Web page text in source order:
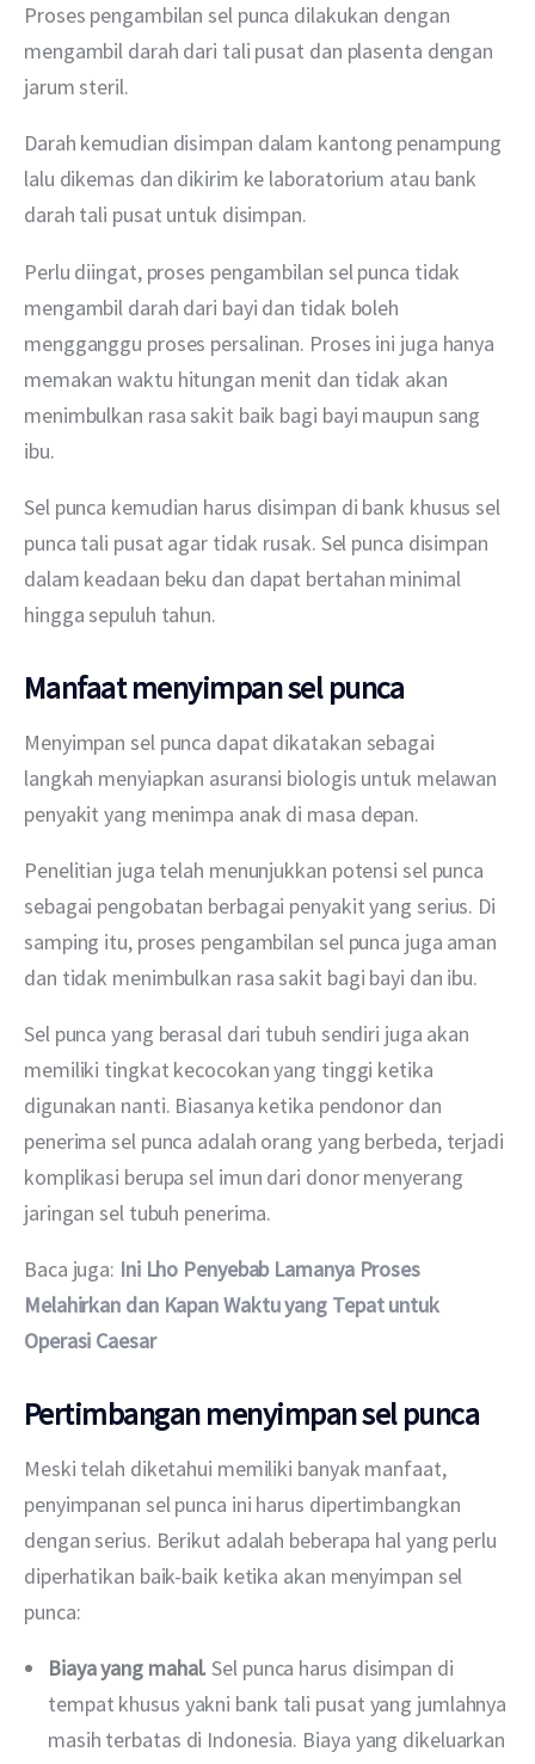
Proses pengambilan sel punca dilakukan dengan
mengambil darah dari tali pusat dan plasenta dengan
jarum steril.
Darah kemudian disimpan dalam kantong penampung
lalu dikemas dan dikirim ke laboratorium atau bank
darah tali pusat untuk disimpan.
Perlu diingat, proses pengambilan sel punca tidak
mengambil darah dari bayi dan tidak boleh
mengganggu proses persalinan. Proses ini juga hanya
memakan waktu hitungan menit dan tidak akan
menimbulkan rasa sakit baik bagi bayi maupun sang
ibu.
Sel punca kemudian harus disimpan di bank khusus sel
punca tali pusat agar tidak rusak. Sel punca disimpan
dalam keadaan beku dan dapat bertahan minimal
hingga sepuluh tahun.
Manfaat menyimpan sel punca
Menyimpan sel punca dapat dikatakan sebagai
langkah menyiapkan asuransi biologis untuk melawan
penyakit yang menimpa anak di masa depan.
Penelitian juga telah menunjukkan potensi sel punca
sebagai pengobatan berbagai penyakit yang serius. Di
samping itu, proses pengambilan sel punca juga aman
dan tidak menimbulkan rasa sakit bagi bayi dan ibu.
Sel punca yang berasal dari tubuh sendiri juga akan
memiliki tingkat kecocokan yang tinggi ketika
digunakan nanti. Biasanya ketika pendonor dan
penerima sel punca adalah orang yang berbeda, terjadi
komplikasi berupa sel imun dari donor menyerang
jaringan sel tubuh penerima.
Baca juga: Ini Lho Penyebab Lamanya Proses
Melahirkan dan Kapan Waktu yang Tepat untuk
Operasi Caesar
Pertimbangan menyimpan sel punca
Meski telah diketahui memiliki banyak manfaat,
penyimpanan sel punca ini harus dipertimbangkan
dengan serius. Berikut adalah beberapa hal yang perlu
diperhatikan baik-baik ketika akan menyimpan sel
punca:
Biaya yang mahal.Sel punca harus disimpan di
tempat khusus yakni bank tali pusat yang jumlahnya
masih terbatas di Indonesia. Biaya yang dikeluarkan